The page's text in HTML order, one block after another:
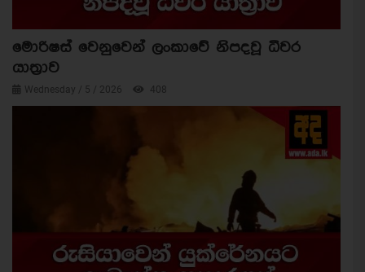
මොරිෂස් වෙනුවෙන් ලංකාවේ නිපදවූ ධීවර
යාත්‍රාව
Wednesday / 5 / 2026 408